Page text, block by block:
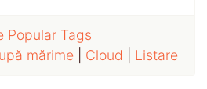
Popular Tags
mărime| Cloud Listare